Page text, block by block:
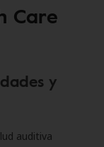
Care
y
auditiva